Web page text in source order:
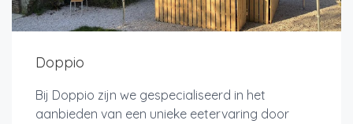
Doppio
Bij Doppio zijn we gespecialiseerd in het
aanbieden van een unieke eetervaring door